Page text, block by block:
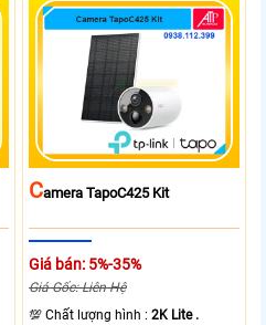
CAmera TapoC425 Kit
Giá bán: 5%-35%
Giá Gốc: Liên Hệ
💯 Chất lượng hình :2K Lite .